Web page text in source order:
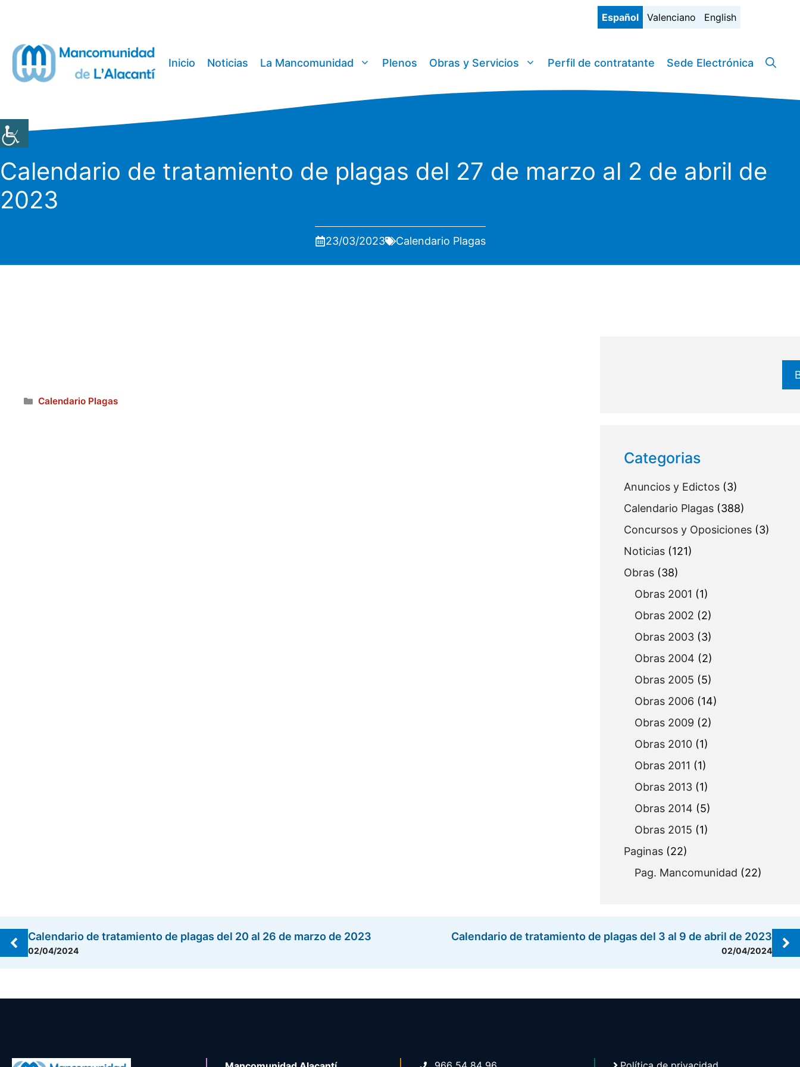
Español Valenciano English
Inicio Noticias La Mancomunidad Plenos Obras y Servicios Perfil de contratante Sede Electrónica
Calendario de tratamiento de plagas del 27 de marzo al 2 de abril de
2023
23/03/2023 Calendario Plagas
Categorías
Calendario Plagas
Categorias
Anuncios y Edictos (3)
Calendario Plagas (388)
Concursos y Oposiciones (3)
Noticias (121)
Obras (38)
Obras 2001 (1)
Obras 2002 (2)
Obras 2003 (3)
Obras 2004 (2)
Obras 2005 (5)
Obras 2006 (14)
Obras 2009 (2)
Obras 2010 (1)
Obras 2011 (1)
Obras 2013 (1)
Obras 2014 (5)
Obras 2015 (1)
Paginas (22)
Pag. Mancomunidad (22)
Calendario de tratamiento de plagas del 20 al 26 de marzo de 2023
02/04/2024
Calendario de tratamiento de plagas del 3 al 9 de abril de 2023
02/04/2024